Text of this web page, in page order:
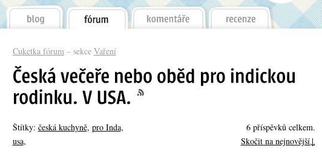
Cuketka fórum– sekce Vaření
Štítky: česká kuchyně, pro Inda,
usa,
6 příspěvků celkem.
Skočit na nejnovější↓